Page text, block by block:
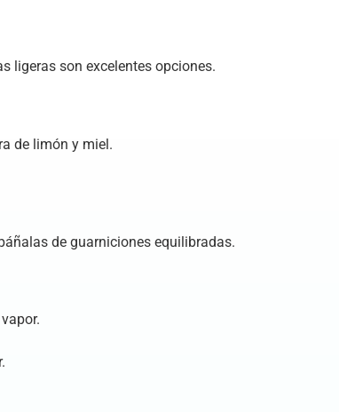
ligeras son excelentes opciones.
de limón y miel.
de guarniciones equilibradas.